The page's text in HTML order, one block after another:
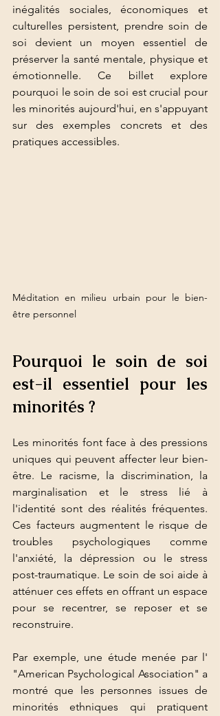
inégalités sociales, économiques et
culturelles persistent, prendre soin de
soi devient un moyen essentiel de
préserver la santé mentale, physique et
émotionnelle. Ce billet explore
pourquoi le soin de soi est crucial pour
les minorités aujourd'hui, en s'appuyant
sur des exemples concrets et des
pratiques accessibles.
Méditation en milieu urbain pour le bien-
être personnel
Pourquoi le soin de soi
est-il essentiel pour les
minorités ?
Les minorités font face à des pressions
uniques qui peuvent affecter leur bien-
être. Le racisme, la discrimination, la
marginalisation et le stress lié à
l'identité sont des réalités fréquentes.
Ces facteurs augmentent le risque de
troubles psychologiques comme
l'anxiété, la dépression ou le stress
post-traumatique. Le soin de soi aide à
atténuer ces effets en offrant un espace
pour se recentrer, se reposer et se
reconstruire.
Par exemple, une étude menée par l'
"American Psychological Association" a
montré que les personnes issues de
minorités ethniques qui pratiquent